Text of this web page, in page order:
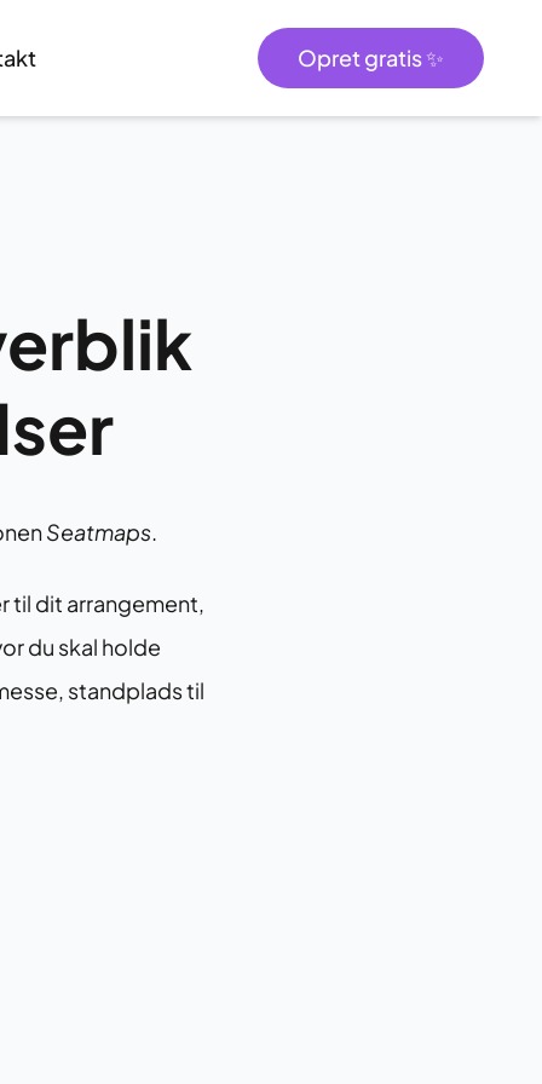
Opret gratis ✨
Seatmaps
til dit arrangement,
du skal holde
standplads til